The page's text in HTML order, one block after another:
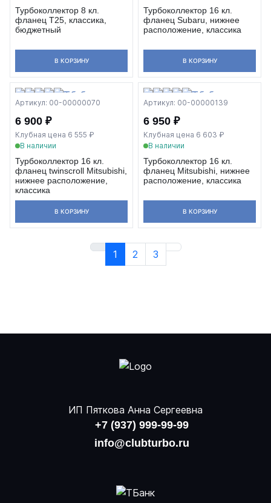
Турбоколлектор 8 кл.
фланец T25, классика,
бюджетный
В КОРЗИНУ
Турбоколлектор 16 кл.
фланец Subaru, нижнее
расположение, классика
В КОРЗИНУ
Артикул: 00-00000070
6 900 ₽
Клубная цена 6 555 ₽
В наличии
Турбоколлектор 16 кл.
фланец twinscroll Mitsubishi,
нижнее расположение,
классика
В КОРЗИНУ
Артикул: 00-00000139
6 950 ₽
Клубная цена 6 603 ₽
В наличии
Турбоколлектор 16 кл.
фланец Mitsubishi, нижнее
расположение, классика
В КОРЗИНУ
1 2 3
ИП Пяткова Анна Сергеевна
+7 (937) 999-99-99
info@clubturbo.ru